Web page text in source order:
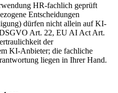
HR-fachlich geprüft
Entscheidungen
dürfen nicht allein auf KI-
Art. 22, EU AI Act Art.
der
KI-Anbieter; die fachliche
liegen in Ihrer Hand.